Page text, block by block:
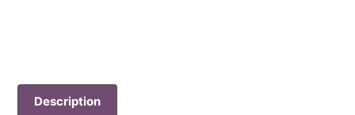
Description